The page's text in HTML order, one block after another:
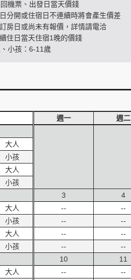
回機票、出發日當天價錢
分開或住宿日不連續時將會產生價差
房日或尚未有報價，詳情請電洽
住日當天住宿1晚的價錢
小孩：6-11歲
大人
小孩
大人
小孩
大人
小孩
大人
小孩
大人
週一 週二
3
--
--
--
--
4
--
--
--
--
10
--
11
--